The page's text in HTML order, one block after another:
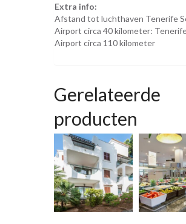
Extra info:
Afstand tot luchthaven Tenerife
Airport circa 40 kilometer:
Airport circa 110 kilometer
Gerelateerde
producten